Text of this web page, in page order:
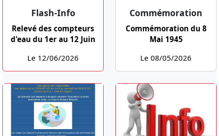
Flash-Info
Relevé des compteurs
d'eau du 1er au 12 Juin
Le 12/06/2026
Commémoration
Commémoration du 8
Mai 1945
Le 08/05/2026